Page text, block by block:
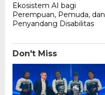
Ekosistem AI bagi
Perempuan, Pemuda, dan
Penyandang Disabilitas
Don't Miss